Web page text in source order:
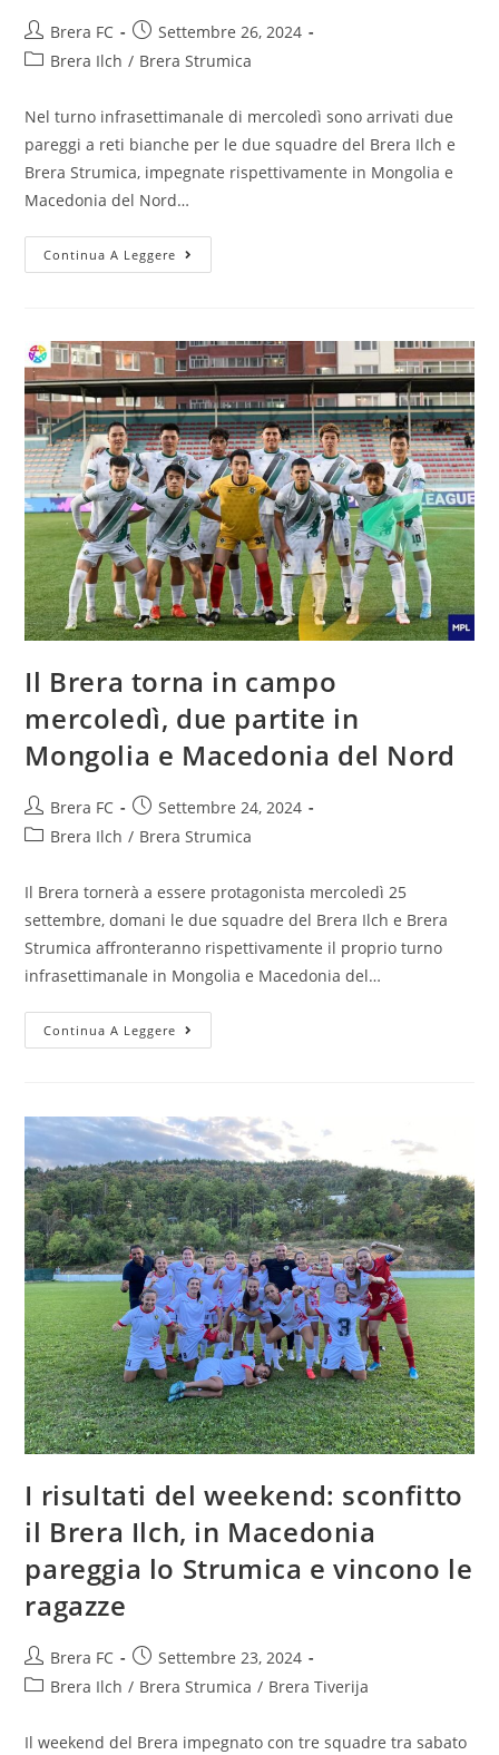
Brera FC
Settembre 26, 2024
Brera Ilch / Brera Strumica
Nel turno infrasettimanale di mercoledì sono arrivati due
pareggi a reti bianche per le due squadre del Brera Ilch e
Brera Strumica, impegnate rispettivamente in Mongolia e
Macedonia del Nord…
Continua A Leggere
Il Brera torna in campo
mercoledì, due partite in
Mongolia e Macedonia del Nord
Brera FC
Settembre 24, 2024
Brera Ilch / Brera Strumica
Il Brera tornerà a essere protagonista mercoledì 25
settembre, domani le due squadre del Brera Ilch e Brera
Strumica affronteranno rispettivamente il proprio turno
infrasettimanale in Mongolia e Macedonia del…
Continua A Leggere
I risultati del weekend: sconfitto
il Brera Ilch, in Macedonia
pareggia lo Strumica e vincono le
ragazze
Brera FC
Settembre 23, 2024
Brera Ilch / Brera Strumica / Brera Tiverija
Il weekend del Brera impegnato con tre squadre tra sabato